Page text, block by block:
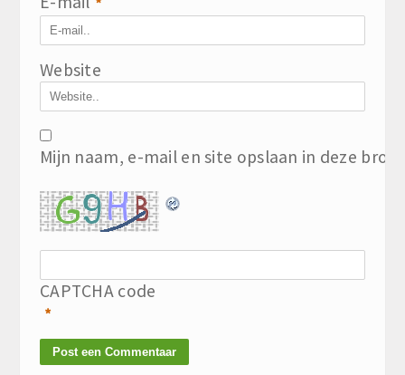
Website
Mijn naam, e-mail en site opslaan in deze
CAPTCHA code
*